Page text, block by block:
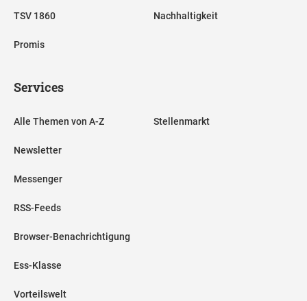
TSV 1860
Promis
Nachhaltigkeit
Services
Alle Themen von A-Z
Newsletter
Messenger
RSS-Feeds
Browser-Benachrichtigung
Ess-Klasse
Vorteilswelt
Stellenmarkt